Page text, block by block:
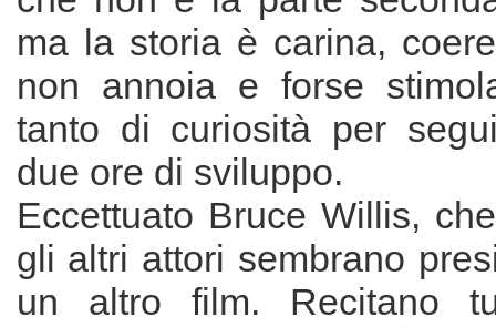
ma la storia è carina,
non annoia e forse
tanto di curiosità per
due ore di sviluppo.
Eccettuato Bruce Willis,
gli altri attori sembrano
un altro film. Recitano